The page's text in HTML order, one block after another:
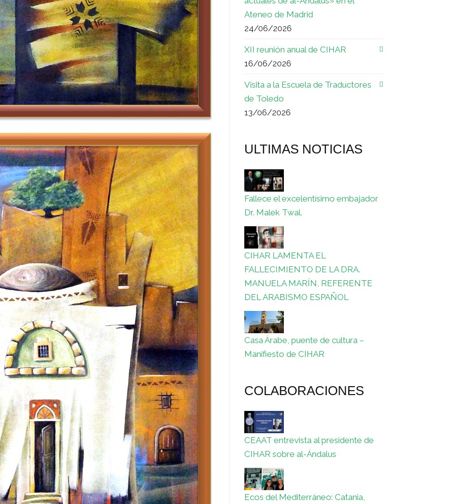
Ateneo de Madrid
24/06/2026
XII reunión anual de CIHAR
16/06/2026
Visita a la Escuela de Traductores
de Toledo
13/06/2026
ULTIMAS NOTICIAS
Fallece el excelentísimo embajador
Dr. Malek Twal.
CIHAR LAMENTA EL
FALLECIMIENTO DE LA DRA.
MANUELA MARÍN, REFERENTE
DEL ARABISMO ESPAÑOL
Casa Árabe, puente de cultura –
Manifiesto de CIHAR
COLABORACIONES
CEAAT entrevista al presidente de
CIHAR sobre al-Ándalus
Ecos del Mediterráneo: Catania,